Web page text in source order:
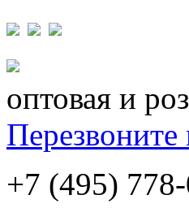
оптовая и
Перезвоните
+7 (495)